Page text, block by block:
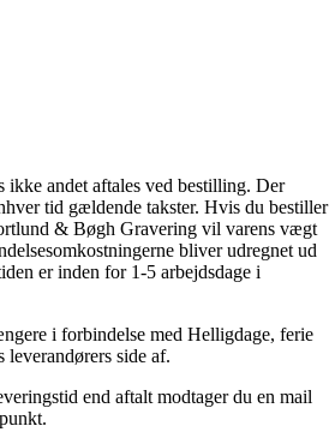
ikke andet aftales ved bestilling. Der
tid gældende takster. Hvis du bestiller
& Bøgh Gravering vil varens vægt
bliver udregnet ud
er inden for 1-5 arbejdsdage i
i forbindelse med Helligdage, ferie
side af.
end aftalt modtager du en mail